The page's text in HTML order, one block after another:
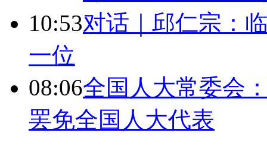
10:53对话｜邱仁宗：
一位
08:06全国人大常委会
罢免全国人大代表